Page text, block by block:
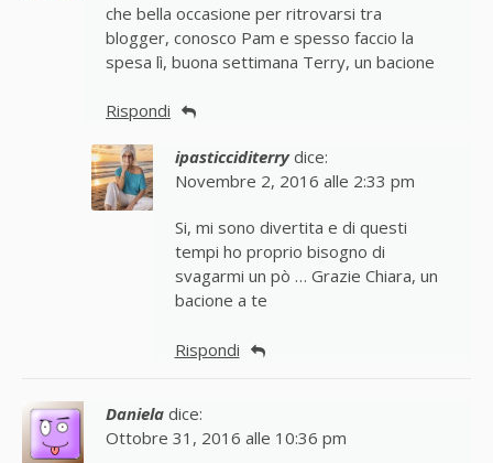
che bella occasione per ritrovarsi tra
blogger, conosco Pam e spesso faccio la
spesa lì, buona settimana Terry, un bacione
Rispondi
ipasticciditerry dice:
Novembre 2, 2016 alle 2:33 pm
Si, mi sono divertita e di questi
tempi ho proprio bisogno di
svagarmi un pò … Grazie Chiara, un
bacione a te
Rispondi
Daniela dice:
Ottobre 31, 2016 alle 10:36 pm